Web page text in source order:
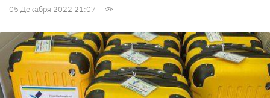
05 Декабря 2022 21:07